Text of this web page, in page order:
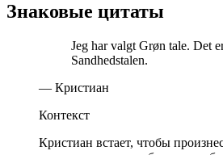
Знаковые цитаты
Jeg har valgt Grøn tale. Det
Sandhedstalen.
— Кристиан
Контекст
Кристиан встает, чтобы